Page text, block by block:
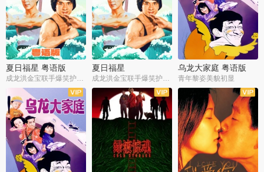
夏日福星 粤语版
成龙洪金宝联手爆笑护美女
夏日福星
成龙洪金宝联手爆笑护美女
乌龙大家庭 粤语版
青年黎姿美貌初显